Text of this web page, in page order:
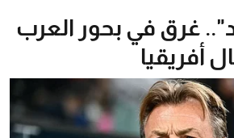
غرق في بحور العرب
أفريقيا